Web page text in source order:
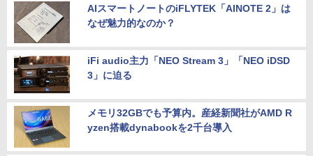
AIスマートノートのiFLYTEK「AINOTE 2」は
なぜ魅力的なのか？
iFi audio主力「NEO Stream 3」「NEO iDSD
3」に迫る
メモリ32GBでも予算内。産経新聞社がAMD R
yzen搭載dynabookを2千台導入